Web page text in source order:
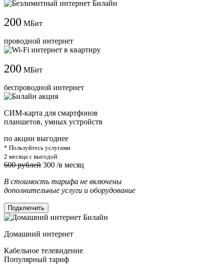
200 МБит
проводной интернет
200 МБит
беспроводной интернет
СИМ-карта для смартфонов
планшетов, умных устройств
по акции выгоднее
* Пользуйтесь услугами
2 месяца с выгодой
600 рублей 300 /в месяц
В стоимость тарифа не включены
дополнительные услуги и оборудование
Подключить
Домашний интернет
Кабельное телевидение
Популярный тариф